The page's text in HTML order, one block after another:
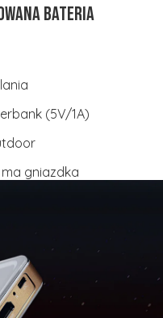
bateria
(5V/1A)
gniazdka